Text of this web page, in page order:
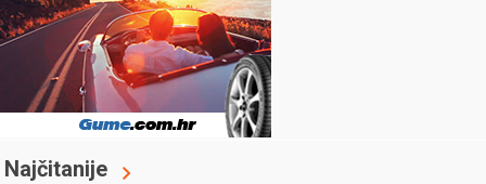
Najčitanije